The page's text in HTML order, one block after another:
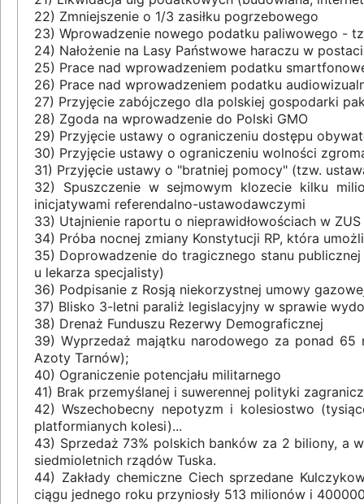
22) Zmniejszenie o 1/3 zasiłku pogrzebowego
23) Wprowadzenie nowego podatku paliwowego -
24) Nałożenie na Lasy Państwowe haraczu w
25) Prace nad wprowadzeniem podatku
26) Prace nad wprowadzeniem podatku
27) Przyjęcie zabójczego dla polskiej gospodarki
28) Zgoda na wprowadzenie do Polski GMO
29) Przyjęcie ustawy o ograniczeniu dostępu
30) Przyjęcie ustawy o ograniczeniu wolności
31) Przyjęcie ustawy o "bratniej pomocy" (tzw.
32) Spuszczenie w sejmowym klozecie kilku
inicjatywami referendalno-ustawodawczymi
33) Utajnienie raportu o nieprawidłowościach w
34) Próba nocnej zmiany Konstytucji RP, która
35) Doprowadzenie do tragicznego stanu
u lekarza specjalisty)
36) Podpisanie z Rosją niekorzystnej umowy
37) Blisko 3-letni paraliż legislacyjny w sprawie
38) Drenaż Funduszu Rezerwy Demograficznej
39) Wyprzedaż majątku narodowego za ponad
Azoty Tarnów);
40) Ograniczenie potencjału militarnego
41) Brak przemyślanej i suwerennej polityki
42) Wszechobecny nepotyzm i kolesiostwo
platformianych kolesi)...
43) Sprzedaż 73% polskich banków za 2 biliony, a
siedmioletnich rządów Tuska.
44) Zakłady chemiczne Ciech sprzedane
ciągu jednego roku przyniosły 513 milionów i